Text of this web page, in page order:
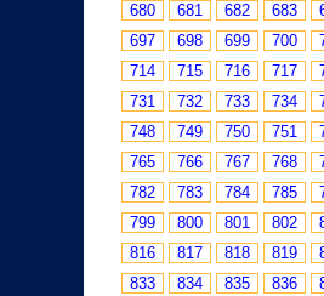
680
681 682 683
697
698 699 700
714
715 716 717
731
732 733 734
748
749 750 751
765
766 767 768
782
783 784 785
799
800 801 802
816
817 818 819
833
834 835 836